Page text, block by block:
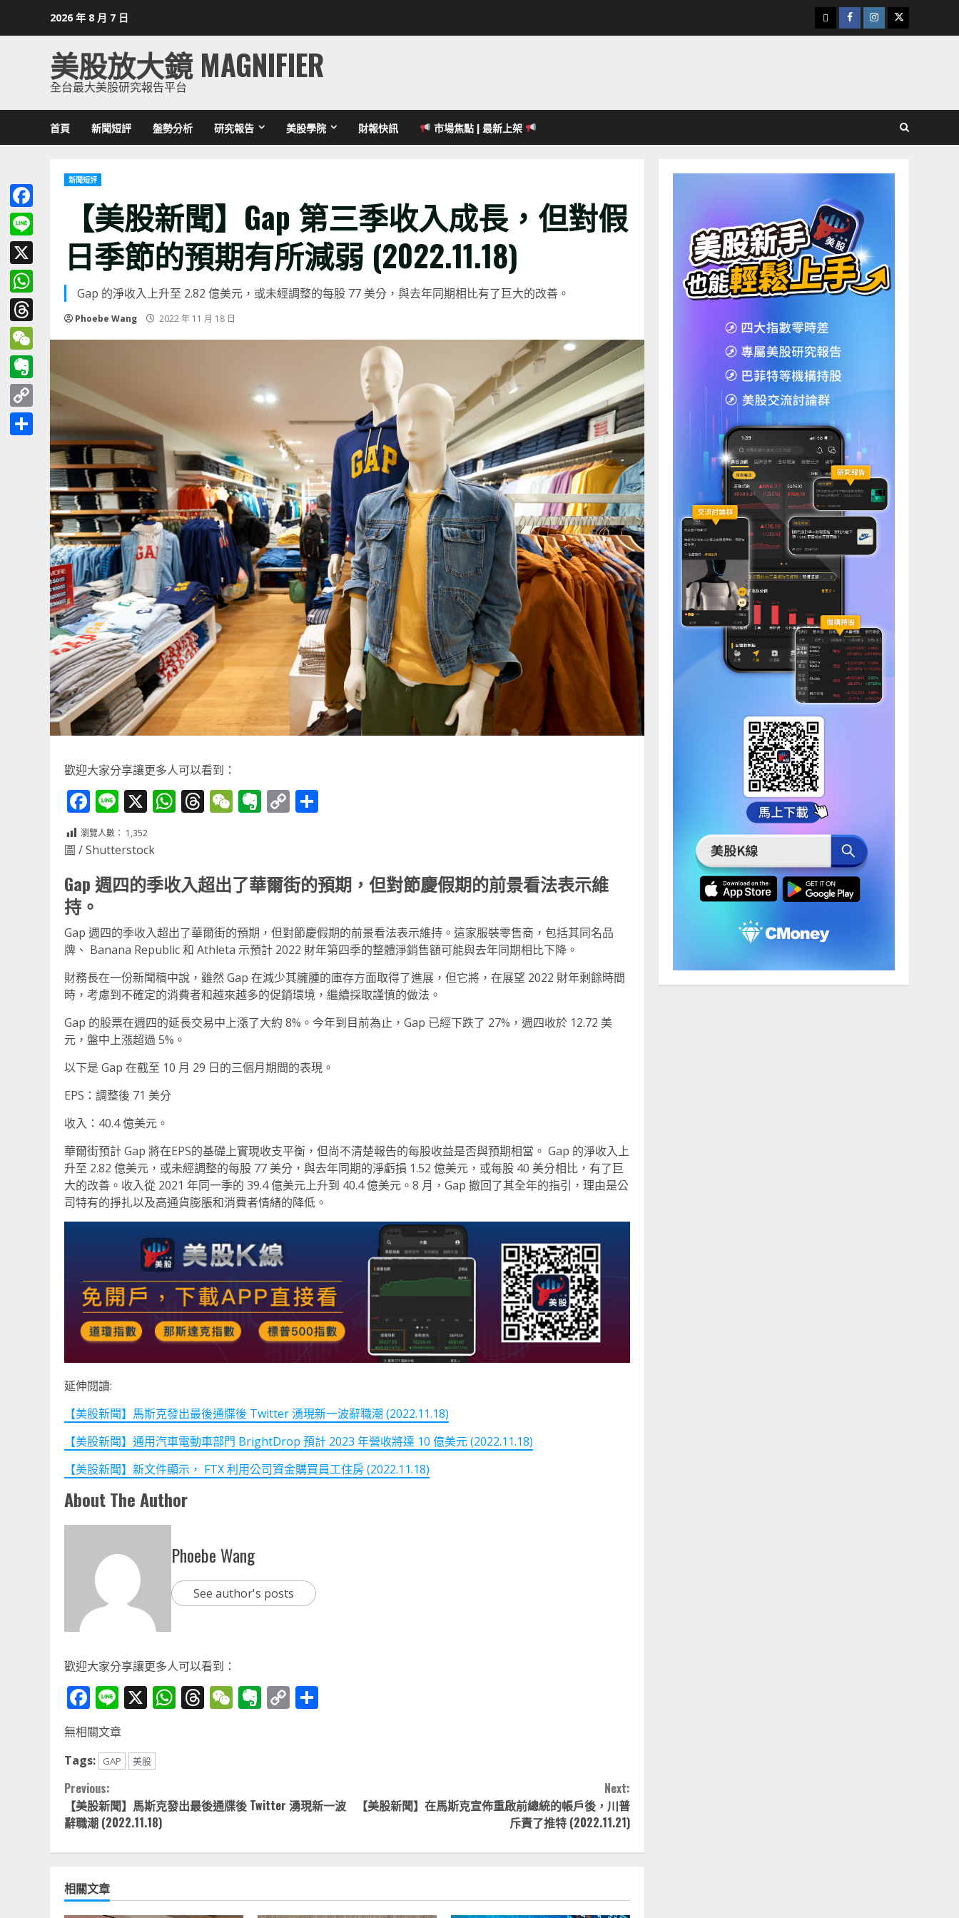
2026 年 8 月 7 日
下
載
Facebook
Instagram
Twitter
美股放大鏡 MAGNIFIER
全台最大美股研究報告平台
首頁 新聞短評 盤勢分析 研究報告 美股學院 財報快訊 市場焦點 | 最新上架
新聞短評
【美股新聞】Gap 第三季收入成長，但對假
日季節的預期有所減弱 (2022.11.18)
Gap 的淨收入上升至 2.82 億美元，或未經調整的每股 77 美分，與去年同期相比有了巨大的改善。
Phoebe Wang 2022 年 11 月 18 日
歡迎大家分享讓更多人可以看到：
Facebook
Line
X WhatsApp
Threads
WeChat
Evernote
Copy
瀏覽人數： 1,352
圖 / Shutterstock
Gap 週四的季收入超出了華爾街的預期，但對節慶假期的前景看法表示維
持。
Gap 週四的季收入超出了華爾街的預期，但對節慶假期的前景看法表示維持。這家服裝零售商，包括其同名品
牌、 Banana Republic 和 Athleta 示預計 2022 財年第四季的整體淨銷售額可能與去年同期相比下降。
財務長在一份新聞稿中說，雖然 Gap 在減少其臃腫的庫存方面取得了進展，但它將，在展望 2022 財年剩餘時間
時，考慮到不確定的消費者和越來越多的促銷環境，繼續採取謹慎的做法。
Gap 的股票在週四的延長交易中上漲了大約 8%。今年到目前為止，Gap 已經下跌了 27%，週四收於 12.72 美
元，盤中上漲超過 5%。
以下是 Gap 在截至 10 月 29 日的三個月期間的表現。
EPS：調整後 71 美分
收入：40.4 億美元。
華爾街預計 Gap 將在EPS的基礎上實現收支平衡，但尚不清楚報告的每股收益是否與預期相當。 Gap 的淨收入上
升至 2.82 億美元，或未經調整的每股 77 美分，與去年同期的淨虧損 1.52 億美元，或每股 40 美分相比，有了巨
大的改善。收入從 2021 年同一季的 39.4 億美元上升到 40.4 億美元。8 月，Gap 撤回了其全年的指引，理由是公
司特有的掙扎以及高通貨膨脹和消費者情緒的降低。
延伸閱讀:
【美股新聞】馬斯克發出最後通牒後 Twitter 湧現新一波辭職潮 (2022.11.18)
【美股新聞】通用汽車電動車部門 BrightDrop 預計 2023 年營收將達 10 億美元 (2022.11.18)
【美股新聞】新文件顯示， FTX 利用公司資金購買員工住房 (2022.11.18)
About The Author
Phoebe Wang
See author's posts
歡迎大家分享讓更多人可以看到：
Facebook
Line
X WhatsApp
Threads
WeChat
Evernote
Copy
無相關文章
Tags:
GAP 美股
Continue
Reading
Previous:
【美股新聞】馬斯克發出最後通牒後 Twitter 湧現新一波
辭職潮 (2022.11.18)
Next:
【美股新聞】在馬斯克宣佈重啟前總統的帳戶後，川普
斥責了推特 (2022.11.21)
相關文章
Facebook
Line
X
WhatsApp
Threads
WeChat
Evernote
Copy